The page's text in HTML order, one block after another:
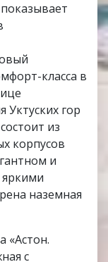
класса в
гор
из
корпусов
и
яркими
наземная
«Астон.
с